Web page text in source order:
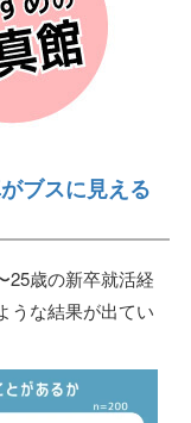
ブスに見える
25歳の新卒就活経
うな結果が出てい